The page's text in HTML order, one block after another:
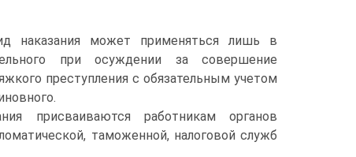
может применяться лишь в
при осуждении за совершение
преступления с обязательным учетом
присваиваются работникам органов
таможенной, налоговой служб